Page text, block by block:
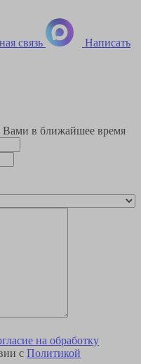
связь Написать
Вами в ближайшее время
на обработку
с Политикой